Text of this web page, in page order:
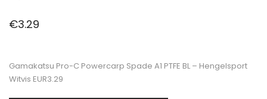
€3.29
Gamakatsu Pro-C Powercarp Spade A1 PTFE BL – Hengelsport
Witvis EUR3.29